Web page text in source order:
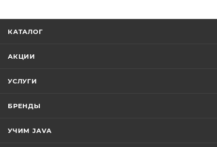
КАТАЛОГ
АКЦИИ
УСЛУГИ
БРЕНДЫ
УЧИМ JAVA